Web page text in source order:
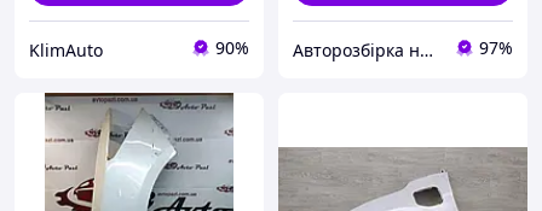
KlimAuto 90% Авторозбірка на Богатирській Mitsubishi 97%